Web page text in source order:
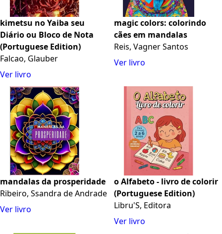
kimetsu no Yaiba seu
Diário ou Bloco de Nota
(Portuguese Edition)
Falcao, Glauber
Ver livro
magic colors: colorindo
cães em mandalas
Reis, Vagner Santos
Ver livro
mandalas da prosperidade
Ribeiro, Ssandra de Andrade
Ver livro
o Alfabeto - livro de colorir
(Portuguese Edition)
Libru'S, Editora
Ver livro